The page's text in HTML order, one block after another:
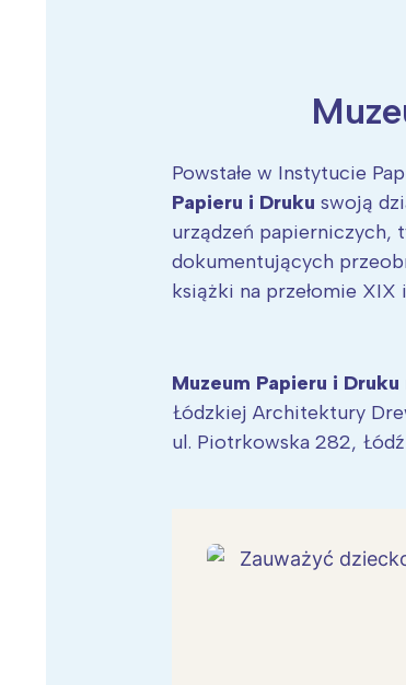
Wiosenny koncert ptaków na płocie
Powstałe w Instytucie
Papieru i Druku swoją
urządzeń papierniczych,
dokumentujących
książki na przełomie XIX
Muzeum Papieru i
Łódzkiej Architektury
ul. Piotrkowska 282,